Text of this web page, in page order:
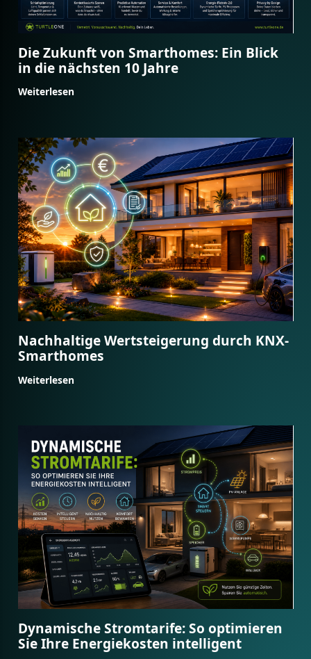
Die Zukunft von Smarthomes: Ein Blick
in die nächsten 10 Jahre
Weiterlesen
Nachhaltige Wertsteigerung durch KNX-
Smarthomes
Weiterlesen
Dynamische Stromtarife: So optimieren
Sie Ihre Energiekosten intelligent